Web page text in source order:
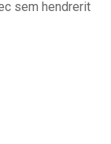
sem hendrerit